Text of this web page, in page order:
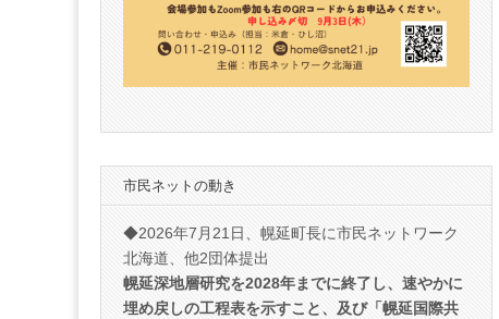
市民ネットの動き
◆2026年7月21日、幌延町長に市民ネットワーク
北海道、他2団体提出
幌延深地層研究を2028年までに終了し、速やかに
埋め戻しの工程表を示すこと、及び「幌延国際共